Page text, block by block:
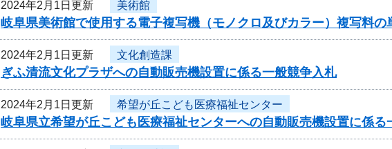
2024年2月1日更新 美術館
岐阜県美術館で使用する電子複写機（モノクロ及びカラー）複写料
2024年2月1日更新 文化創造課
ぎふ清流文化プラザへの自動販売機設置に係る一般競争入札
2024年2月1日更新 希望が丘こども医療福祉センター
岐阜県立希望が丘こども医療福祉センターへの自動販売機設置に係る